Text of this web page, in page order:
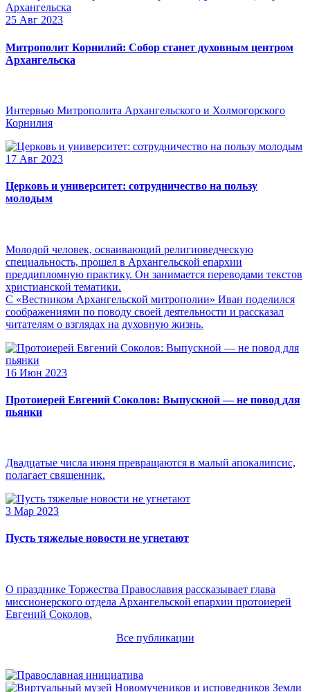
25 Авг 2023
Митрополит Корнилий: Собор станет духовным центром
Архангельска
Интервью Митрополита Архангельского и Холмогорского
Корнилия
17 Авг 2023
Церковь и университет: сотрудничество на пользу
молодым
Молодой человек, осваивающий религиоведческую
специальность, прошел в Архангельской епархии
преддипломную практику. Он занимается переводами текстов
христианской тематики.
С «Вестником Архангельской митрополии» Иван поделился
соображениями по поводу своей деятельности и рассказал
читателям о взглядах на духовную жизнь.
16 Июн 2023
Протоиерей Евгений Соколов: Выпускной — не повод для
пьянки
Двадцатые числа июня превращаются в малый апокалипсис,
полагает священник.
3 Мар 2023
Пусть тяжелые новости не угнетают
О празднике Торжества Православия рассказывает глава
миссионерского отдела Архангельской епархии протоиерей
Евгений Соколов.
Все публикации